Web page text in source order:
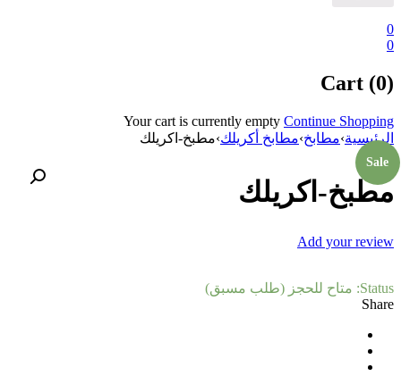
0
0
Cart (0)
Your cart is currently empty Continue Shopping
الرئيسية›مطابخ›مطابخ أكريلك›مطبخ-اكريلك
Sale
مطبخ-اكريلك
Add your review
Status: متاح للحجز (طلب مسبق)
Share